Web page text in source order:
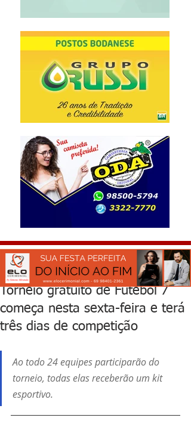
Torneio gratuito de Futebol 7
começa nesta sexta-feira e terá
três dias de competição
Ao todo 24 equipes participarão do
torneio, todas elas receberão um kit
esportivo.